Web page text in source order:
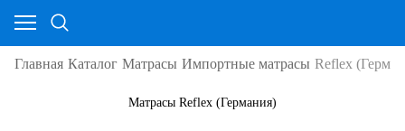
Главная Каталог Матрасы Импортные матрасы Reflex
Матрасы Reflex (Германия)